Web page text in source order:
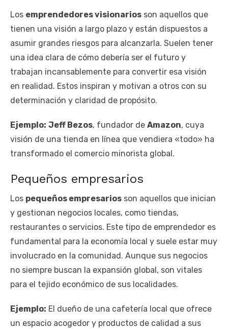
Los emprendedores visionarios son aquellos que
tienen una visión a largo plazo y están dispuestos a
asumir grandes riesgos para alcanzarla. Suelen tener
una idea clara de cómo debería ser el futuro y
trabajan incansablemente para convertir esa visión
en realidad. Estos inspiran y motivan a otros con su
determinación y claridad de propósito.
Ejemplo: Jeff Bezos, fundador de Amazon, cuya
visión de una tienda en línea que vendiera «todo» ha
transformado el comercio minorista global.
Pequeños empresarios
Los pequeños empresarios son aquellos que inician
y gestionan negocios locales, como tiendas,
restaurantes o servicios. Este tipo de emprendedor es
fundamental para la economía local y suele estar muy
involucrado en la comunidad. Aunque sus negocios
no siempre buscan la expansión global, son vitales
para el tejido económico de sus localidades.
Ejemplo: El dueño de una cafetería local que ofrece
un espacio acogedor y productos de calidad a sus